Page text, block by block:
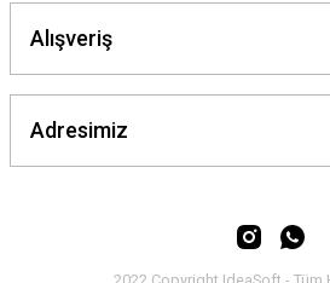
Alışveriş
Adresimiz